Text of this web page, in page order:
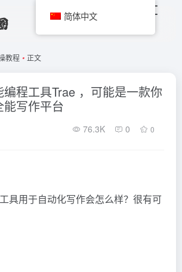
教程 • 正文
程工具Trae ，可能是一款你
写作平台
76.3K 0 0
具用于自动化写作会怎么样？很有可
简体中文